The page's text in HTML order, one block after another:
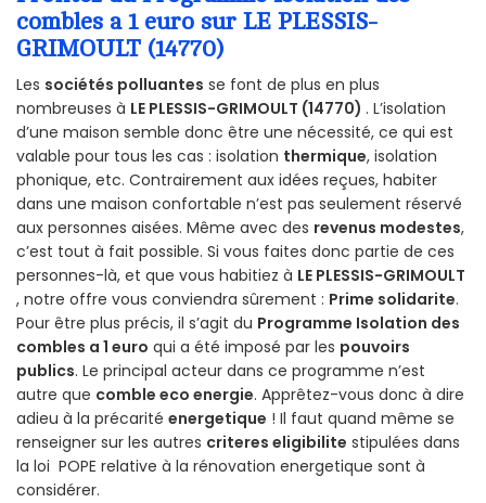
combles a 1 euro sur LE PLESSIS-
GRIMOULT (14770)
Les sociétés polluantes se font de plus en plus
nombreuses à LE PLESSIS-GRIMOULT (14770) . L’isolation
d’une maison semble donc être une nécessité, ce qui est
valable pour tous les cas : isolation thermique, isolation
phonique, etc. Contrairement aux idées reçues, habiter
dans une maison confortable n’est pas seulement réservé
aux personnes aisées. Même avec des revenus modestes,
c’est tout à fait possible. Si vous faites donc partie de ces
personnes-là, et que vous habitiez à LE PLESSIS-GRIMOULT
, notre offre vous conviendra sûrement : Prime solidarite.
Pour être plus précis, il s’agit du Programme Isolation des
combles a 1 euro qui a été imposé par les pouvoirs
publics. Le principal acteur dans ce programme n’est
autre que comble eco energie. Apprêtez-vous donc à dire
adieu à la précarité energetique ! Il faut quand même se
renseigner sur les autres criteres eligibilite stipulées dans
la loi POPE relative à la rénovation energetique sont à
considérer.